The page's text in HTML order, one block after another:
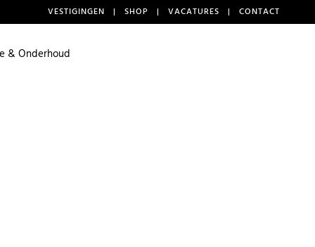
VESTIGINGEN | SHOP | VACATURES | CONTACT
& Onderhoud